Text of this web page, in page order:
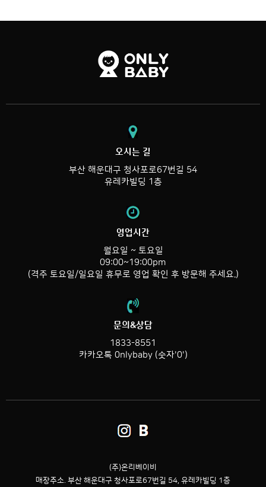
오시는 길
부산 해운대구 청사포로67번길 54
유레카빌딩 1층
영업시간
월요일 ~ 토요일
09:00~19:00pm
(격주 토요일/일요일 휴무로 영업 확인 후 방문해 주세요.)
문의&상담
1833-8551
카카오톡 0nlybaby (숫자'0')
(주)온리베이비
매장주소. 부산 해운대구 청사포로67번길 54, 유레카빌딩 1층